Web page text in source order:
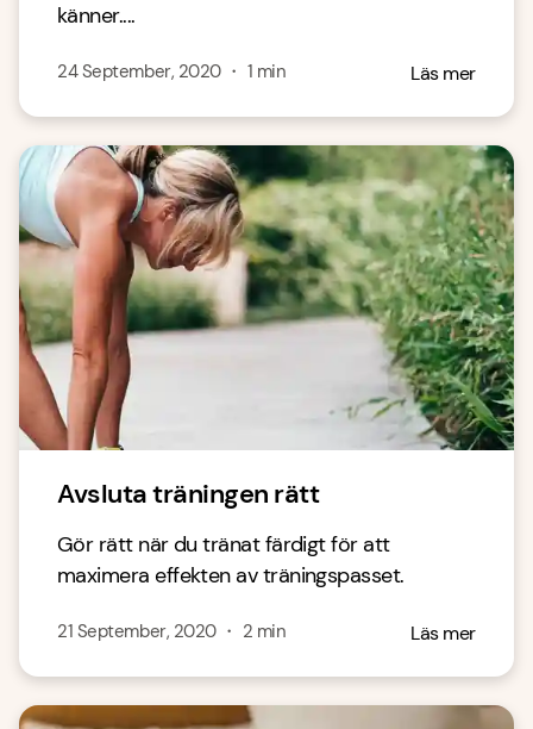
känner....
24 September, 2020・ 1 min Läs mer
Avsluta träningen rätt
Gör rätt när du tränat färdigt för att
maximera effekten av träningspasset.
21 September, 2020・ 2 min Läs mer